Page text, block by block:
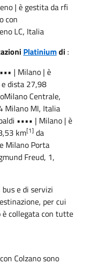
| è gestita da rfi
con
LC, Italia
Platiniumdi :
| Milano | è
dista 27,98
Milano Centrale,
Milano MI, Italia
•••• | Milano | è
km[1] da
Milano Porta
Freud, 1,
e di servizi
per cui
è collegata con tutte
Colzano sono